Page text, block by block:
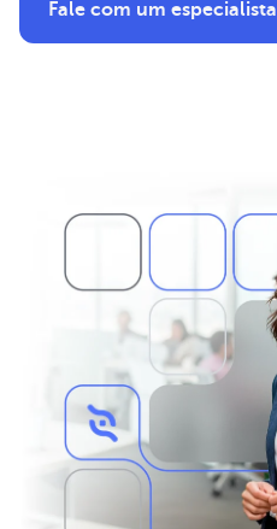
Fale com um especialista